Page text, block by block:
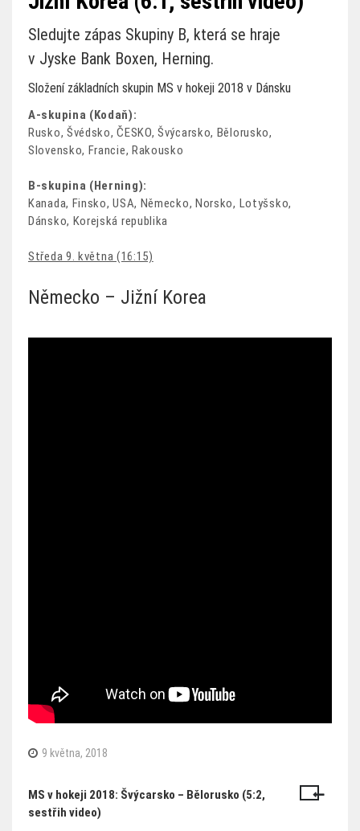
Sledujte zápas Skupiny B, která se hraje
v Jyske Bank Boxen, Herning.
Složení základních skupin MS v hokeji 2018 v Dánsku
A-skupina (Kodaň):
Rusko, Švédsko, ČESKO, Švýcarsko, Bělorusko,
Slovensko, Francie, Rakousko
B-skupina (Herning):
Kanada, Finsko, USA, Německo, Norsko, Lotyšsko,
Dánsko, Korejská republika
Středa 9. května (16:15)
Německo – Jižní Korea
9 května, 2018
Navigace
MS v hokeji 2018: Švýcarsko – Bělorusko (5:2,
sestřih video)